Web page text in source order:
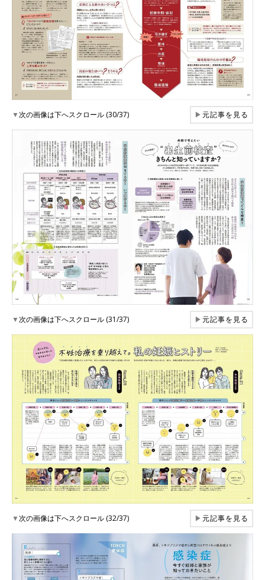
▼次の画像は下へスクロール (30/37) ▶元記事を見る
▼次の画像は下へスクロール (31/37) ▶元記事を見る
▼次の画像は下へスクロール (32/37) ▶元記事を見る